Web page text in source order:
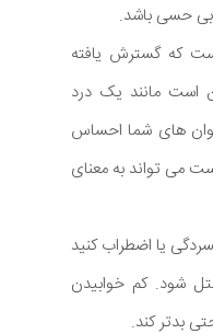
بی حسی باشد.
که گسترش یافته
است مانند یک درد
های شما احساس
می تواند به معنای
یا اضطراب کنید
شود. کم خوابیدن
بدتر کند.